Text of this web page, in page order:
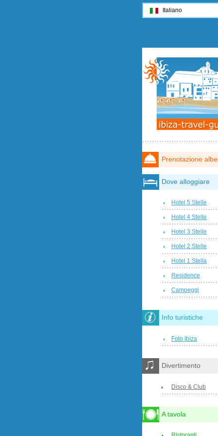
Prenotazione
Dove alloggiare
Hotel 5 Stelle
Hotel 4 Stelle
Hotel 3 Stelle
Hotel 2 Stelle
Hotel 1 Stella
Residence
Campeggi
Info turistiche
Foto Ibiza
Divertimento
Disco & Club
A tavola
Italiano